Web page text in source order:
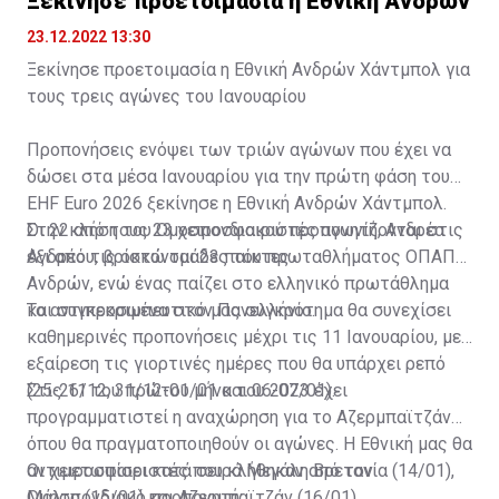
23.12.2022 13:30
Ξεκίνησε προετοιμασία η Εθνική Ανδρών Χάντμπολ για
τους τρεις αγώνες του Ιανουαρίου
Προπονήσεις ενόψει των τριών αγώνων που έχει να
δώσει στα μέσα Ιανουαρίου για την πρώτη φάση του
EHF Euro 2026 ξεκίνησε η Εθνική Ανδρών Χάντμπολ.
Στην κλήση του Ομοσπονδιακού προπονητή, Ανδρέα
Ανδρέου, βρίσκονται 23 παίκτες.
Οι 22 από τους 23 χειροσφαιριστές αγωνίζονται στις
έξι από τις οκτώ ομάδες του πρωταθλήματος ΟΠΑΠ
Ανδρών, ενώ ένας παίζει στο ελληνικό πρωτάθλημα
και συγκεκριμένα στον Πανελλήνιο.
Το αντιπροσωπευτικό μας συγκρότημα θα συνεχίσει
καθημερινές προπονήσεις μέχρι τις 11 Ιανουαρίου, με
εξαίρεση τις γιορτινές ημέρες που θα υπάρχει ρεπό
(25-26/12, 31/12-01/01 και 06-07/01).
Στις 11 του πρώτου μήνα του 2023 έχει
προγραμματιστεί η αναχώρηση για το Αζερμπαϊτζάν
όπου θα πραγματοποιηθούν οι αγώνες. Η Εθνική μας θα
αντιμετωπίσει κατά σειρά Μεγάλη Βρετανία (14/01),
Οι χειροσφαιριστές που κλήθηκαν από τον